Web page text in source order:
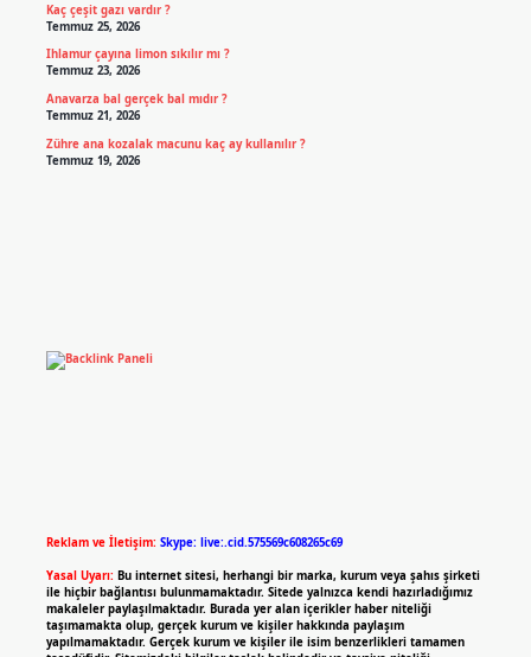
Kaç çeşit gazı vardır ?
Temmuz 25, 2026
Ihlamur çayına limon sıkılır mı ?
Temmuz 23, 2026
Anavarza bal gerçek bal mıdır ?
Temmuz 21, 2026
Zühre ana kozalak macunu kaç ay kullanılır ?
Temmuz 19, 2026
Reklam ve İletişim: Skype: live:.cid.575569c608265c69
Yasal Uyarı: Bu internet sitesi, herhangi bir marka, kurum veya şahıs şirketi
ile hiçbir bağlantısı bulunmamaktadır. Sitede yalnızca kendi hazırladığımız
makaleler paylaşılmaktadır. Burada yer alan içerikler haber niteliği
taşımamakta olup, gerçek kurum ve kişiler hakkında paylaşım
yapılmamaktadır. Gerçek kurum ve kişiler ile isim benzerlikleri tamamen